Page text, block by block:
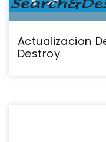
Actualizacion
Destroy